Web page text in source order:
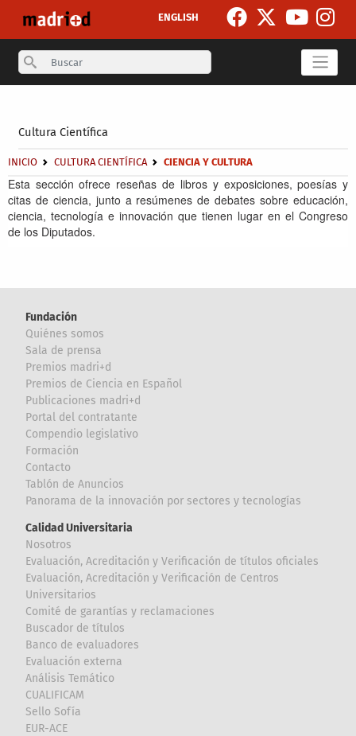
ENGLISH
Search
Cultura Científica
Sobrescribir enlaces de ayuda a la navegación
INICIO CULTURA CIENTÍFICA CIENCIA Y CULTURA
Esta sección ofrece reseñas de libros y exposiciones, poesías y
citas de ciencia, junto a resúmenes de debates sobre educación,
ciencia, tecnología e innovación que tienen lugar en el Congreso
de los Diputados.
Fundación
Quiénes somos
Sala de prensa
Premios madri+d
Premios de Ciencia en Español
Publicaciones madri+d
Portal del contratante
Compendio legislativo
Formación
Contacto
Tablón de Anuncios
Panorama de la innovación por sectores y tecnologías
Calidad Universitaria
Nosotros
Evaluación, Acreditación y Verificación de títulos oficiales
Evaluación, Acreditación y Verificación de Centros
Universitarios
Comité de garantías y reclamaciones
Buscador de títulos
Banco de evaluadores
Evaluación externa
Análisis Temático
CUALIFICAM
Sello Sofía
EUR-ACE